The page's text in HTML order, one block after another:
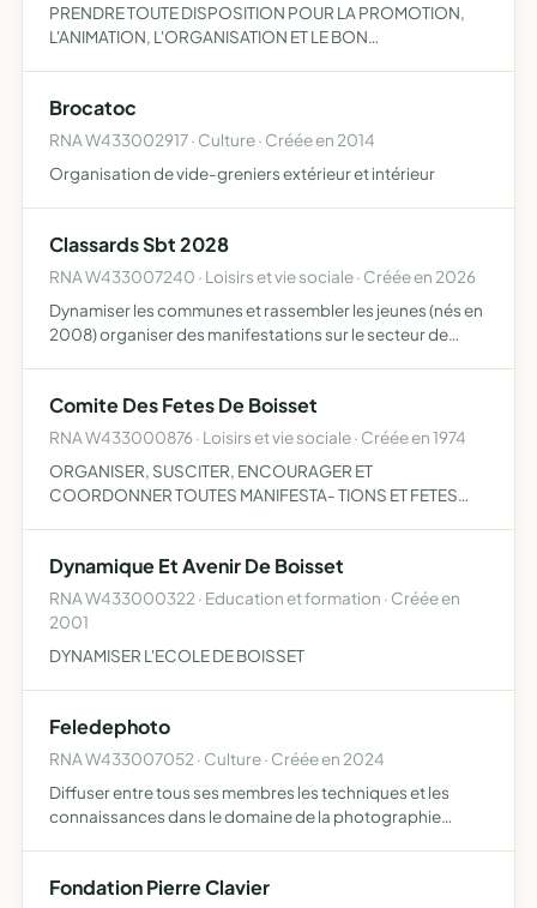
PRENDRE TOUTE DISPOSITION POUR LA PROMOTION,
L'ANIMATION, L'ORGANISATION ET LE BON
Brocatoc
RNA W433002917 · Culture · Créée en 2014
Organisation de vide-greniers extérieur et intérieur
Classards Sbt 2028
RNA W433007240 · Loisirs et vie sociale · Créée en 2026
Dynamiser les communes et rassembler les jeunes (nés en
2008) organiser des manifestations sur le secteur de
l'…
Comite Des Fetes De Boisset
RNA W433000876 · Loisirs et vie sociale · Créée en 1974
ORGANISER, SUSCITER, ENCOURAGER ET
COORDONNER TOUTES MANIFESTA- TIONS ET FETES
Dynamique Et Avenir De Boisset
RNA W433000322 · Education et formation · Créée en
2001
DYNAMISER L'ECOLE DE BOISSET
Feledephoto
RNA W433007052 · Culture · Créée en 2024
Diffuser entre tous ses membres les techniques et les
connaissances dans le domaine de la photographie
Fondation Pierre Clavier